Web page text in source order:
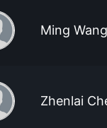
Ming Wang
Zhenlai